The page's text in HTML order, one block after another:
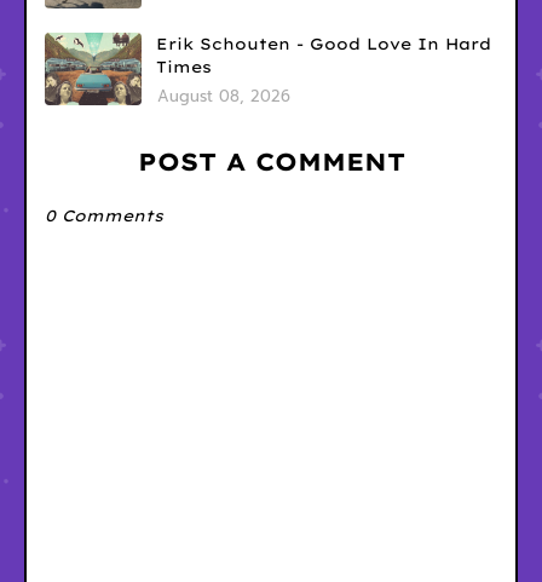
Erik Schouten - Good Love In Hard
Times
August 08, 2026
POST A COMMENT
0 Comments